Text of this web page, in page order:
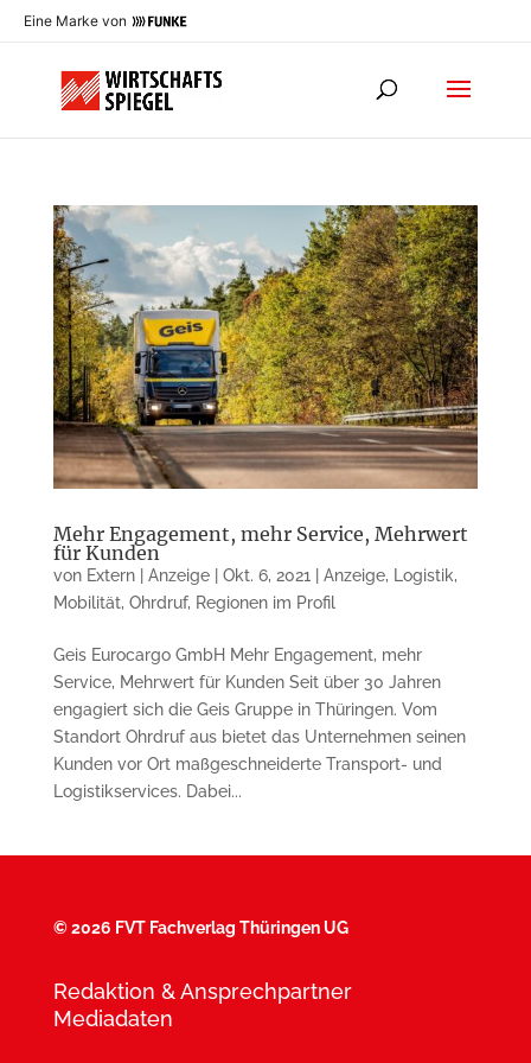
Eine Marke von
Mehr Engagement, mehr Service, Mehrwert
für Kunden
von Extern | Anzeige| Okt. 6, 2021 Anzeige, Logistik,
Mobilität, Ohrdruf, Regionen im Profil
Geis Eurocargo GmbH Mehr Engagement, mehr
Service, Mehrwert für Kunden Seit über 30 Jahren
engagiert sich die Geis Gruppe in Thüringen. Vom
Standort Ohrdruf aus bietet das Unternehmen seinen
Kunden vor Ort maßgeschneiderte Transport- und
Logistikservices. Dabei...
©2026 FVT Fachverlag Thüringen UG
Redaktion & Ansprechpartner
Mediadaten